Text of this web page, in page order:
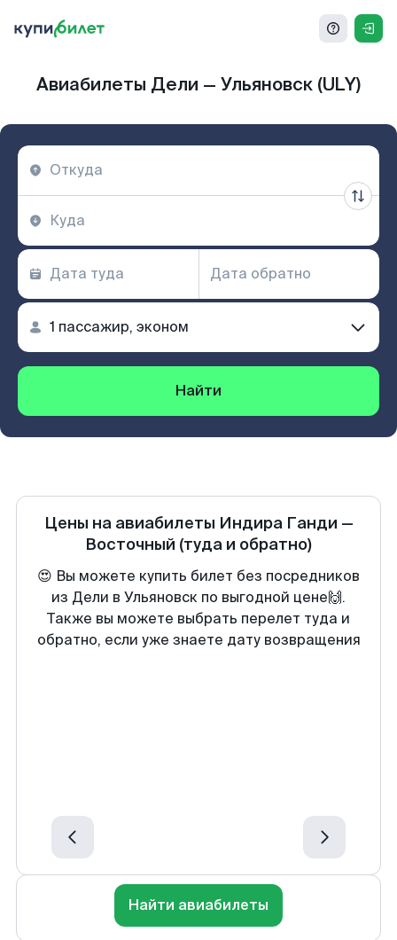
Авиабилеты Дели — Ульяновск (ULY)
Найти
Цены на авиабилеты Индира Ганди —
Восточный (туда и обратно)
😍 Вы можете купить билет без посредников
из Дели в Ульяновск по выгодной цене🙌.
Также вы можете выбрать перелет туда и
обратно, если уже знаете дату возвращения
Найти авиабилеты